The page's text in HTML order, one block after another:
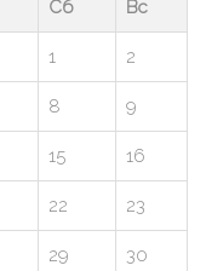
Сб Вс
1 2
8 9
15 16
22 23
29 30